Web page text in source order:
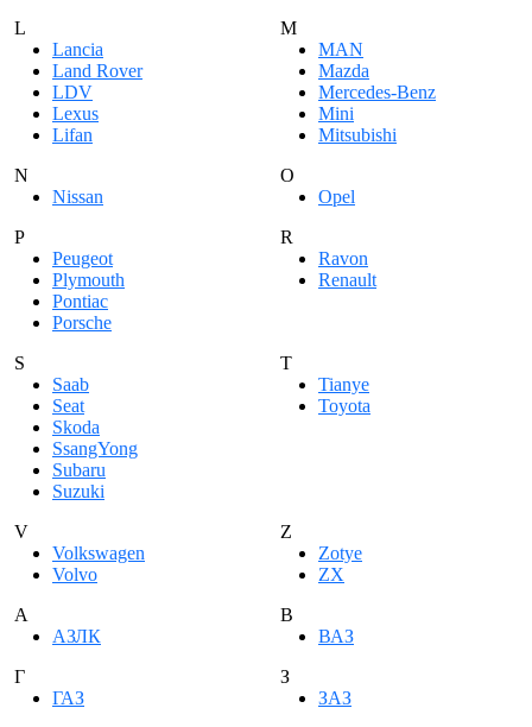
L
Lancia
Land Rover
LDV
Lexus
Lifan
M
MAN
Mazda
Mercedes-Benz
Mini
Mitsubishi
N
Nissan
O
Opel
P
Peugeot
Plymouth
Pontiac
Porsche
R
Ravon
Renault
S
Saab
Seat
Skoda
SsangYong
Subaru
Suzuki
T
Tianye
Toyota
V
Volkswagen
Volvo
Z
Zotye
ZX
А
АЗЛК
В
ВАЗ
Г
ГАЗ
З
ЗАЗ